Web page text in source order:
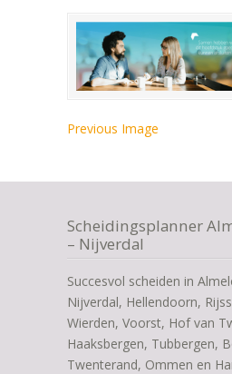
Previous Image
Scheidingsplanner
– Nijverdal
Succesvol scheiden in
Nijverdal, Hellendoorn,
Wierden, Voorst, Hof van
Haaksbergen, Tubbergen,
Twenterand, Ommen en